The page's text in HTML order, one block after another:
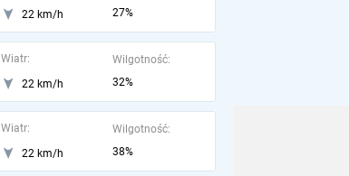
22 km/h
27%
Wiatr:
22 km/h
Wilgotność:
32%
Wiatr:
22 km/h
Wilgotność:
38%